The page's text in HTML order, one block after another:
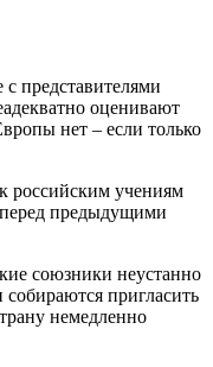
представителями
оценивают
нет – если только
российским учениям
предыдущими
союзники неустанно
пригласить
немедленно